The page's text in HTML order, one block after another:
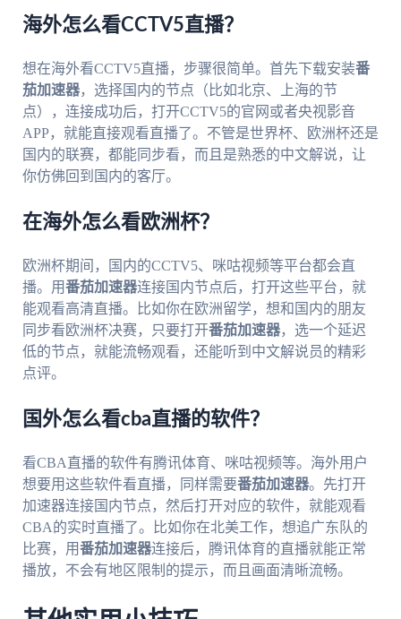
海外怎么看CCTV5直播？
想在海外看CCTV5直播，步骤很简单。首先下载安装番
茄加速器，选择国内的节点（比如北京、上海的节
点），连接成功后，打开CCTV5的官网或者央视影音
APP，就能直接观看直播了。不管是世界杯、欧洲杯还是
国内的联赛，都能同步看，而且是熟悉的中文解说，让
你仿佛回到国内的客厅。
在海外怎么看欧洲杯？
欧洲杯期间，国内的CCTV5、咪咕视频等平台都会直
播。用番茄加速器连接国内节点后，打开这些平台，就
能观看高清直播。比如你在欧洲留学，想和国内的朋友
同步看欧洲杯决赛，只要打开番茄加速器，选一个延迟
低的节点，就能流畅观看，还能听到中文解说员的精彩
点评。
国外怎么看cba直播的软件？
看CBA直播的软件有腾讯体育、咪咕视频等。海外用户
想要用这些软件看直播，同样需要番茄加速器。先打开
加速器连接国内节点，然后打开对应的软件，就能观看
CBA的实时直播了。比如你在北美工作，想追广东队的
比赛，用番茄加速器连接后，腾讯体育的直播就能正常
播放，不会有地区限制的提示，而且画面清晰流畅。